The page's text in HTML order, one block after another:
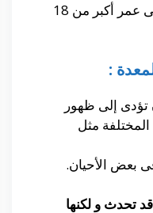
كما أنه يجب أن يكون فى عمر أكبر من 18
:
إلى ظهور
مثل
بعض الأحيان.
تحدث و لكنها